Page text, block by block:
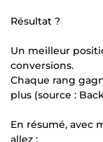
Résultat ?
Un meilleur
conversions.
Chaque rang
plus (source :
En résumé, avec
allez :